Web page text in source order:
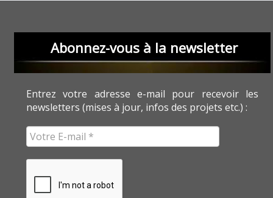
Abonnez-vous à la newsletter
Entrez votre adresse e-mail pour recevoir les
newsletters (mises à jour, infos des projets etc.) :